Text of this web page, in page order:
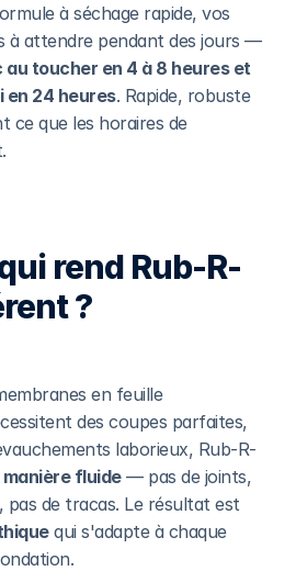
à séchage rapide, vos
à attendre pendant des jours —
au toucher en 4 à 8 heures et
en 24 heures. Rapide, robuste
ce que les horaires de
rend Rub-R-
?
en feuille
des coupes parfaites,
laborieux, Rub-R-
fluide — pas de joints,
pas de tracas. Le résultat est
qui s'adapte à chaque